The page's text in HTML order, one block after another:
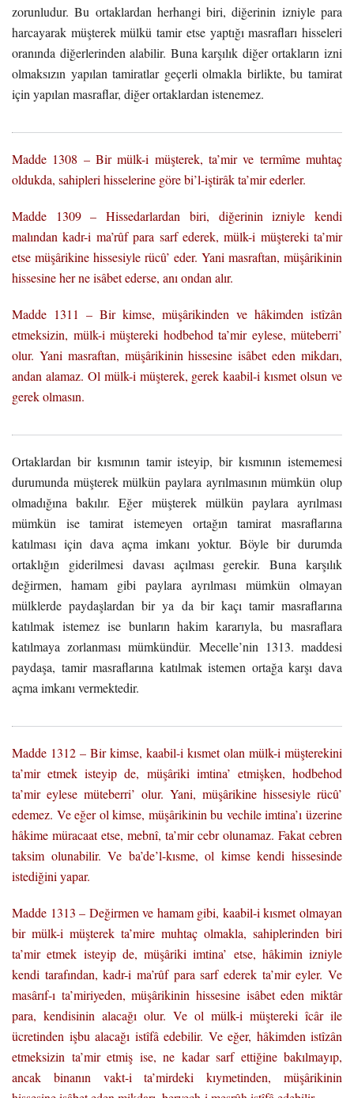
zorunludur. Bu ortaklardan herhangi biri, diğerinin izniyle para
harcayarak müşterek mülkü tamir etse yaptığı masrafları hisseleri
oranında diğerlerinden alabilir. Buna karşılık diğer ortakların izni
olmaksızın yapılan tamiratlar geçerli olmakla birlikte, bu tamirat
için yapılan masraflar, diğer ortaklardan istenemez.
Madde 1308 – Bir mülk-i müşterek, ta’mir ve termîme muhtaç
oldukda, sahipleri hisselerine göre bi’l-iştirâk ta’mir ederler.
Madde 1309 – Hissedarlardan biri, diğerinin izniyle kendi
malından kadr-i ma’rûf para sarf ederek, mülk-i müştereki ta’mir
etse müşârikine hissesiyle rücû’ eder. Yani masraftan, müşârikinin
hissesine her ne isâbet ederse, anı ondan alır.
Madde 1311 – Bir kimse, müşârikinden ve hâkimden istîzân
etmeksizin, mülk-i müştereki hodbehod ta’mir eylese, müteberri’
olur. Yani masraftan, müşârikinin hissesine isâbet eden mikdarı,
andan alamaz. Ol mülk-i müşterek, gerek kaabil-i kısmet olsun ve
gerek olmasın.
Ortaklardan bir kısmının tamir isteyip, bir kısmının istememesi
durumunda müşterek mülkün paylara ayrılmasının mümkün olup
olmadığına bakılır. Eğer müşterek mülkün paylara ayrılması
mümkün ise tamirat istemeyen ortağın tamirat masraflarına
katılması için dava açma imkanı yoktur. Böyle bir durumda
ortaklığın giderilmesi davası açılması gerekir. Buna karşılık
değirmen, hamam gibi paylara ayrılması mümkün olmayan
mülklerde paydaşlardan bir ya da bir kaçı tamir masraflarına
katılmak istemez ise bunların hakim kararıyla, bu masraflara
katılmaya zorlanması mümkündür. Mecelle’nin 1313. maddesi
paydaşa, tamir masraflarına katılmak istemen ortağa karşı dava
açma imkanı vermektedir.
Madde 1312 – Bir kimse, kaabil-i kısmet olan mülk-i müşterekini
ta’mir etmek isteyip de, müşâriki imtina’ etmişken, hodbehod
ta’mir eylese müteberri’ olur. Yani, müşârikine hissesiyle rücû’
edemez. Ve eğer ol kimse, müşârikinin bu vechile imtina’ı üzerine
hâkime müracaat etse, mebnî, ta’mir cebr olunamaz. Fakat cebren
taksim olunabilir. Ve ba’de’l-kısme, ol kimse kendi hissesinde
istediğini yapar.
Madde 1313 – Değirmen ve hamam gibi, kaabil-i kısmet olmayan
bir mülk-i müşterek ta’mire muhtaç olmakla, sahiplerinden biri
ta’mir etmek isteyip de, müşâriki imtina’ etse, hâkimin izniyle
kendi tarafından, kadr-i ma’rûf para sarf ederek ta’mir eyler. Ve
masârıf-ı ta’miriyeden, müşârikinin hissesine isâbet eden miktâr
para, kendisinin alacağı olur. Ve ol mülk-i müştereki îcâr ile
ücretinden işbu alacağı istîfâ edebilir. Ve eğer, hâkimden istîzân
etmeksizin ta’mir etmiş ise, ne kadar sarf ettiğine bakılmayıp,
ancak binanın vakt-i ta’mirdeki kıymetinden, müşârikinin